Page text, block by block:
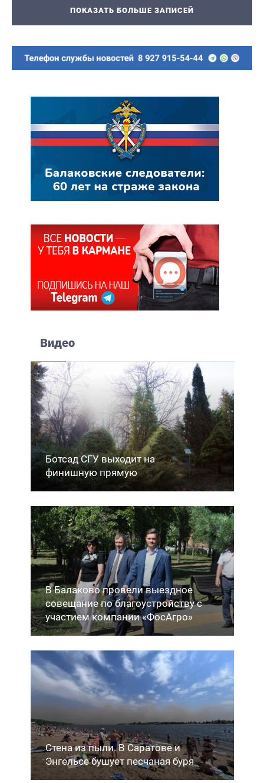
ПОКАЗАТЬ БОЛЬШЕ ЗАПИСЕЙ
Видео
Ботсад СГУ выходит на
финишную прямую
В Балаково провели выездное
совещание по благоустройству с
участием компании «ФосАгро»
Стена из пыли. В Саратове и
Энгельсе бушует песчаная буря